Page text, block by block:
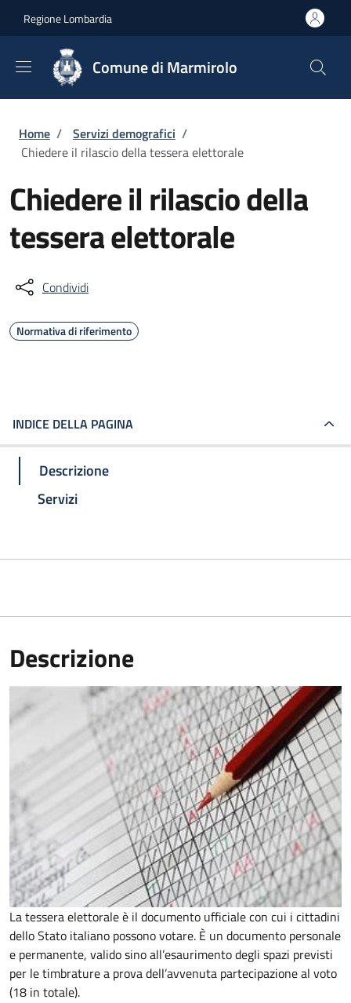
Regione Lombardia
Comune di Marmirolo
Briciole di pane
Home / Servizi demografici /
Chiedere il rilascio della tessera elettorale
Chiedere il rilascio della
tessera elettorale
Condividi
Normativa di riferimento
INDICE DELLA PAGINA
Descrizione
Servizi
Descrizione
La tessera elettorale è il documento ufficiale con cui i cittadini
dello Stato italiano possono votare. È un documento personale
e permanente, valido sino all’esaurimento degli spazi previsti
per le timbrature a prova dell’avvenuta partecipazione al voto
(18 in totale).